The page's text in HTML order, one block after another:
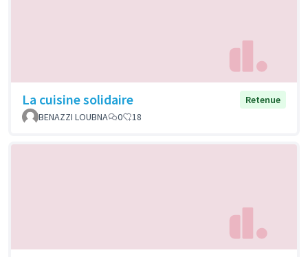
La cuisine solidaire
Retenue
BENAZZI LOUBNA
0 18